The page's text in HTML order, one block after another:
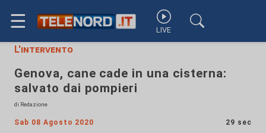
☰ LIVE
L'intervento
Genova, cane cade in una cisterna:
salvato dai pompieri
di Redazione
Sab 08 Agosto 2020 29 sec